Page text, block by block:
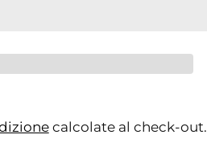
calcolate al check-out.